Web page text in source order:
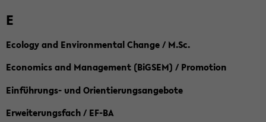
E
Ecology and Environmental Change / M.Sc.
Economics and Management (BiGSEM) / Promotion
Einführungs- und Orientierungsangebote
Erweiterungsfach / EF-BA